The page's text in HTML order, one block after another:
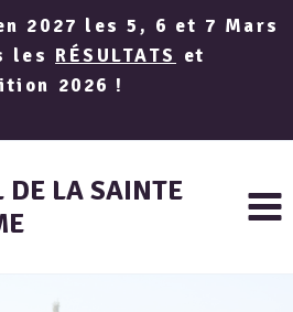
2027 les 5, 6 et 7 Mars
les RÉSULTATS et
2026 !
DE LA SAINTE